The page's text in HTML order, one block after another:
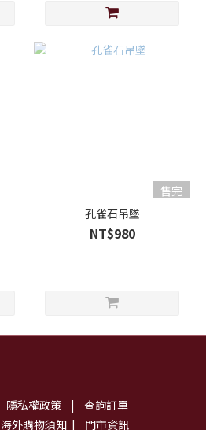
售完
孔雀石吊墜
NT$980
隱私權政策 | 查詢訂單
海外購物須知 | 門市資訊